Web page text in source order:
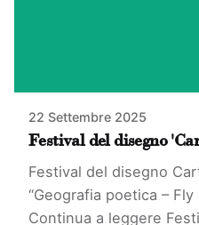
22 Settembre 2025
Festival del disegno
Festival del disegno
“Geografia poetica –
Continua a leggere